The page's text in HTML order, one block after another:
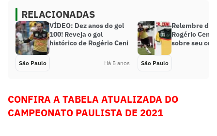
RELACIONADAS
VÍDEO: Dez anos do gol
100! Reveja o gol
histórico de Rogério Ceni
São Paulo Há 5 anos
Relembre
Rogério Ceni
sobre seu
São Paulo
CONFIRA A TABELA ATUALIZADA DO
CAMPEONATO PAULISTA DE 2021